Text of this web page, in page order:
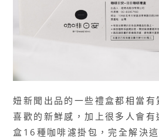
妞新聞出品的一些禮盒都相當有
喜歡的新鮮感，加上很多人會
盒16種咖啡濾掛包，完全解決這